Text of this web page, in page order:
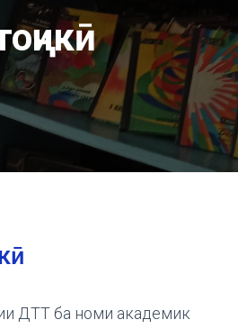
ДТТ ба номи академик